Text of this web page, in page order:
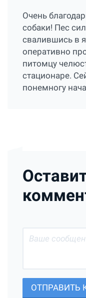
Очень
собаки! Пес
свалившись в
оперативно
питомцу
стационаре.
понемногу
ОТПРАВИТЬ